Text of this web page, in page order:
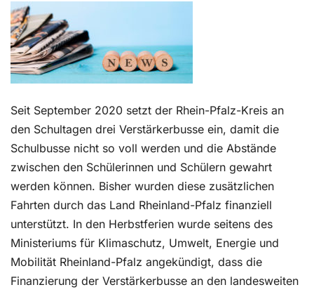
Seit September 2020 setzt der Rhein-Pfalz-Kreis an
den Schultagen drei Verstärkerbusse ein, damit die
Schulbusse nicht so voll werden und die Abstände
zwischen den Schülerinnen und Schülern gewahrt
werden können. Bisher wurden diese zusätzlichen
Fahrten durch das Land Rheinland-Pfalz finanziell
unterstützt. In den Herbstferien wurde seitens des
Ministeriums für Klimaschutz, Umwelt, Energie und
Mobilität Rheinland-Pfalz angekündigt, dass die
Finanzierung der Verstärkerbusse an den landesweiten